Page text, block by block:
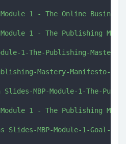
1 - The Online
1 - The Publishing
1-The-Publishing-
Mastery-Manifesto-
Slides-MBP-Module-1-The-
1 - The Publishing
Slides-MBP-Module-1-Goal-